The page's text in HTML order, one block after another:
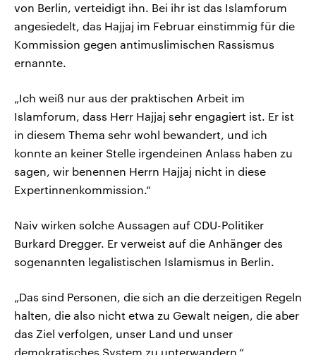
von Berlin, verteidigt ihn. Bei ihr ist das Islamforum
angesiedelt, das Hajjaj im Februar einstimmig für die
Kommission gegen antimuslimischen Rassismus
ernannte.
„Ich weiß nur aus der praktischen Arbeit im
Islamforum, dass Herr Hajjaj sehr engagiert ist. Er ist
in diesem Thema sehr wohl bewandert, und ich
konnte an keiner Stelle irgendeinen Anlass haben zu
sagen, wir benennen Herrn Hajjaj nicht in diese
Expertinnenkommission.“
Naiv wirken solche Aussagen auf CDU-Politiker
Burkard Dregger. Er verweist auf die Anhänger des
sogenannten legalistischen Islamismus in Berlin.
„Das sind Personen, die sich an die derzeitigen Regeln
halten, die also nicht etwa zu Gewalt neigen, die aber
das Ziel verfolgen, unser Land und unser
demokratisches System zu unterwandern.“